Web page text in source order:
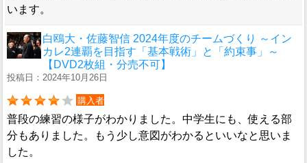
います。
白鴎大・佐藤智信 2024年度のチームづくり ～イン
カレ2連覇を目指す「基本戦術」と「約束事」～
【DVD2枚組・分売不可】
投稿日：2024年10月26日
購入者
普段の練習の様子がわかりました。中学生にも、使える部
分もありました。もう少し意図がわかるといいなと思いま
した。